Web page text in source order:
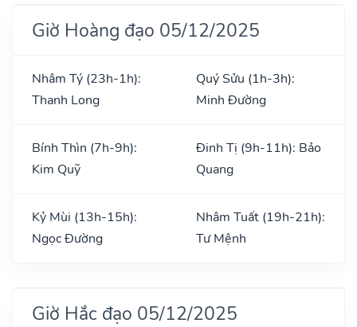
Giờ Hoàng đạo 05/12/2025
Nhâm Tý (23h-1h):
Thanh Long
Quý Sửu (1h-3h):
Minh Đường
Bính Thìn (7h-9h):
Kim Quỹ
Đinh Tị (9h-11h): Bảo
Quang
Kỷ Mùi (13h-15h):
Ngọc Đường
Nhâm Tuất (19h-21h):
Tư Mệnh
Giờ Hắc đạo 05/12/2025